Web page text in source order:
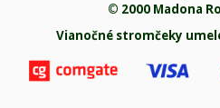
© 2000 Madona
Vianočné stromčeky